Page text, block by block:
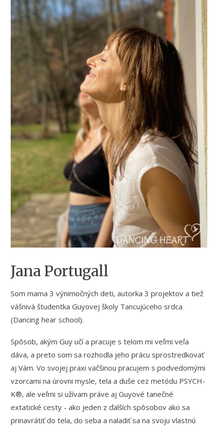
Jana Portugall
Som mama 3 výnimočných deti, autorka 3 projektov a tiež
vášnivá študentka Guyovej školy Tancujúceho srdca
(Dancing hear school).
Spôsob, akým Guy učí a pracuje s telom mi veľmi veľa
dáva, a preto som sa rozhodla jeho prácu sprostredkovať
aj Vám. Vo svojej praxi väčšinou pracujem s podvedomými
vzorcami na úrovni mysle, tela a duše cez metódu PSYCH-
K®, ale veľmi si užívam práve aj Guyové tanečné
extatické cesty - ako jeden z ďalších spôsobov ako sa
prinavrátiť do tela, do seba a naladiť sa na svoju vlastnú